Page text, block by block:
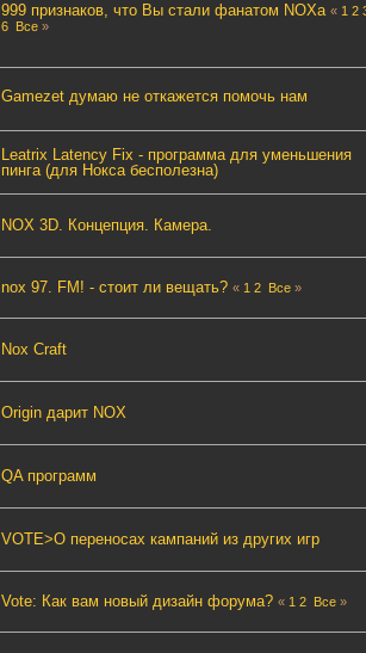
999 признаков, что Вы стали фанатом NOXа « 1 2
6 Все»
Gamezet думаю не откажется помочь нам
Leatrix Latency Fix - программа для уменьшения
пинга (для Нокса бесполезна)
NOX 3D. Концепция. Камера.
nox 97. FM! - стоит ли вещать? « 1 2 Все»
Nox Craft
Origin дарит NOX
QA программ
VOTE>О переносах кампаний из других игр
Vote: Как вам новый дизайн форума? « 1 2 Все»